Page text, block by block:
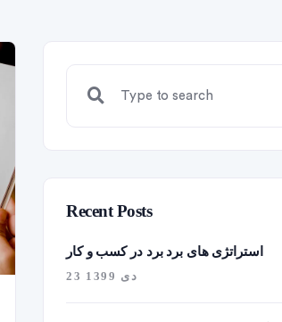
Recent Posts
استراتژی های برد برد در کسب و کار
23 دی 1399